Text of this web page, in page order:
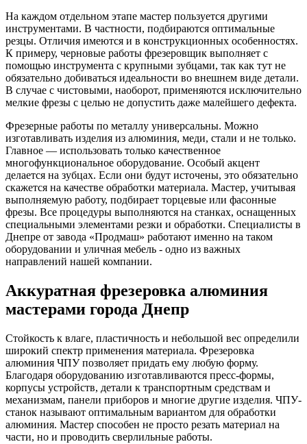
На каждом отдельном этапе мастер пользуется другими
инструментами. В частности, подбираются оптимальные
резцы. Отличия имеются и в конструкционных особенностях.
К примеру, черновые работы фрезеровщик выполняет с
помощью инструмента с крупными зубцами, так как тут не
обязательно добиваться идеальности во внешнем виде детали.
В случае с чистовыми, наоборот, применяются исключительно
мелкие фрезы с целью не допустить даже малейшего дефекта.
Фрезерные работы по металлу универсальны. Можно
изготавливать изделия из алюминия, меди, стали и не только.
Главное — использовать только качественное
многофункциональное оборудование. Особый акцент
делается на зубцах. Если они будут источены, это обязательно
скажется на качестве обработки материала. Мастер, учитывая
выполняемую работу, подбирает торцевые или фасонные
фрезы. Все процедуры выполняются на станках, оснащенных
специальными элементами резки и обработки. Специалисты в
Днепре от завода «Продмаш» работают именно на таком
оборудовании и уличная мебель - одно из важных
направлений нашей компании.
Аккуратная фрезеровка алюминия
мастерами города Днепр
Стойкость к влаге, пластичность и небольшой вес определили
широкий спектр применения материала. Фрезеровка
алюминия ЧПУ позволяет придать ему любую форму.
Благодаря оборудованию изготавливаются пресс-формы,
корпусы устройств, детали к транспортным средствам и
механизмам, панели приборов и многие другие изделия. ЧПУ-
станок называют оптимальным вариантом для обработки
алюминия. Мастер способен не просто резать материал на
части, но и проводить сверлильные работы.